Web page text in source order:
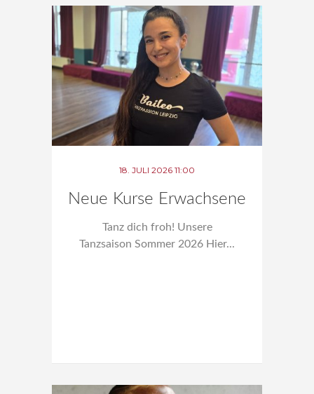
18. JULI 2026 11:00
Neue Kurse Erwachsene
Tanz dich froh! Unsere
Tanzsaison Sommer 2026 Hier...